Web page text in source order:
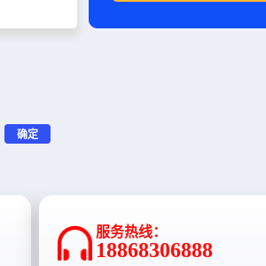
确定
服务热线：
18868306888